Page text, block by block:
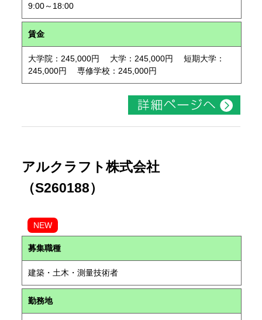
9:00～18:00
賃金
大学院：245,000円 大学：245,000円 短期大学：
245,000円 専修学校：245,000円
アルクラフト株式会社
（S260188）
NEW
募集職種
建築・土木・測量技術者
勤務地